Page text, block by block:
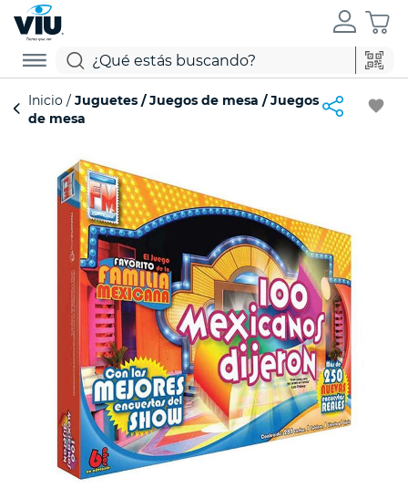
Inicio Juguetes Juegos de mesa Juegos
de mesa
favorite